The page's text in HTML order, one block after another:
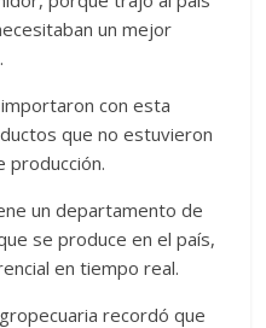
un mejor
con esta
que no estuvieron
producción.
un departamento de
se produce en el país,
en tiempo real.
recordó que